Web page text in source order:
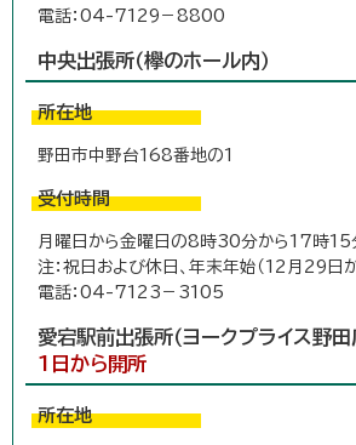
電話：04-7129－8800
中央出張所（欅のホール内）
所在地
野田市中野台168番地の1
受付時間
月曜日から金曜日の8時30分から17時15
注：祝日および休日、年末年始（12月29日
電話：04-7123－3105
愛宕駅前出張所（ヨークプライス野田
1日から開所
所在地